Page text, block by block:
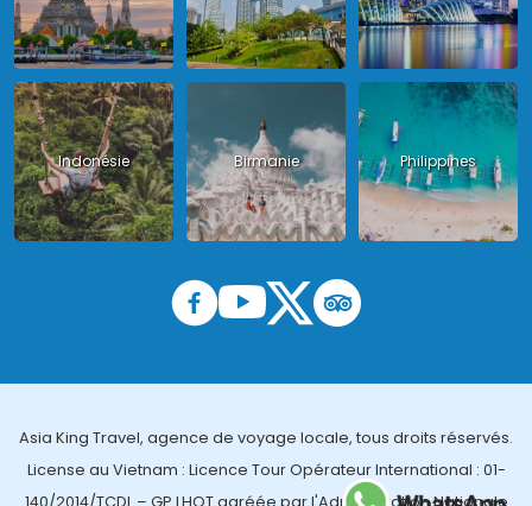
Indonésie Birmanie Philippines
Asia King Travel, agence de voyage locale, tous droits réservés.
License au Vietnam : Licence Tour Opérateur International : 01-
140/2014/TCDL – GP LHQT agréée par l'Administration Nationale